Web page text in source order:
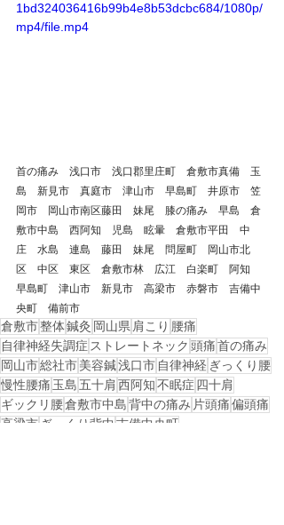
1bd324036416b99b4e8b53dcbc684/1080p/
mp4/file.mp4
首の痛み　浅口市　浅口郡里庄町　倉敷市真備　玉
島　新見市　真庭市　津山市　早島町　井原市　笠
岡市　岡山市南区藤田　妹尾　膝の痛み　早島　倉
敷市中島　西阿知　児島　眩暈　倉敷市平田　中
庄　水島　連島　藤田　妹尾　問屋町　岡山市北
区　中区　東区　倉敷市林　広江　白楽町　阿知
早島町　津山市　新見市　高梁市　赤磐市　吉備中
央町　備前市
倉敷市整体鍼灸 岡山県 肩こり 腰痛
自律神経失調症 ストレートネック 頭痛首の痛み
岡山市総社市美容鍼浅口市 自律神経 ぎっくり腰
慢性腰痛 玉島 五十肩西阿知不眠症 四十肩
ギックリ腰倉敷市中島背中の痛み 片頭痛偏頭痛
高梁市 ぎっくり背中 吉備中央町